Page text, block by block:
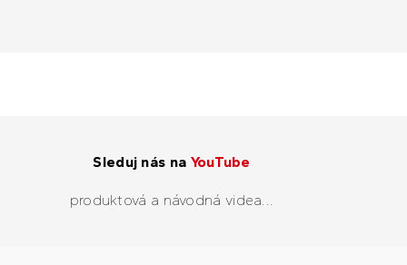
Sleduj nás na YouTube
produktová a návodná videa...